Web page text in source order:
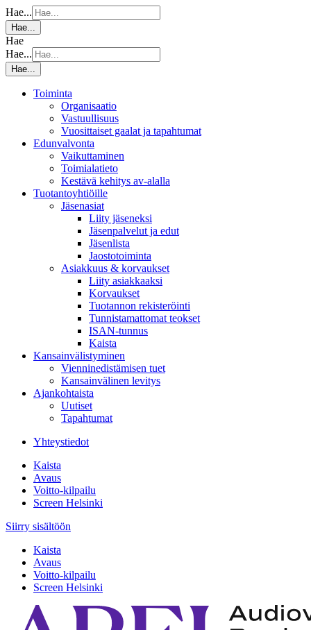
Hae...
Hae...
Hae
Hae...
Hae...
Toiminta
Organisaatio
Vastuullisuus
Vuosittaiset gaalat ja tapahtumat
Edunvalvonta
Vaikuttaminen
Toimialatieto
Kestävä kehitys av-alalla
Tuotantoyhtiöille
Jäsenasiat
Liity jäseneksi
Jäsenpalvelut ja edut
Jäsenlista
Jaostotoiminta
Asiakkuus & korvaukset
Liity asiakkaaksi
Korvaukset
Tuotannon rekisteröinti
Tunnistamattomat teokset
ISAN-tunnus
Kaista
Kansainvälistyminen
Vienninedistämisen tuet
Kansainvälinen levitys
Ajankohtaista
Uutiset
Tapahtumat
Yhteystiedot
Kaista
Avaus
Voitto-kilpailu
Screen Helsinki
Siirry sisältöön
Kaista
Avaus
Voitto-kilpailu
Screen Helsinki